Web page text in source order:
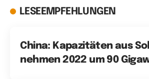
LESEEMPFEHLUNGEN
China: Kapazitäten aus
nehmen 2022 um 90